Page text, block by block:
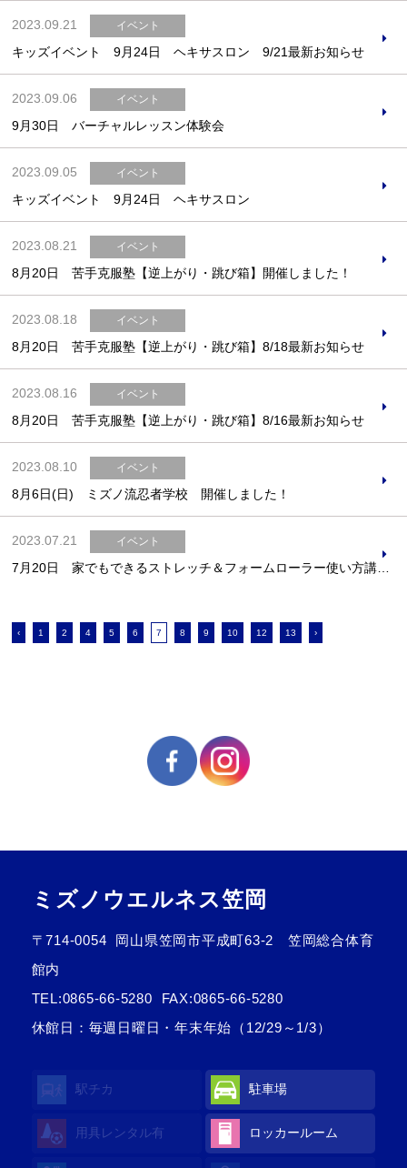
2023.09.21 イベント
キッズイベント 9月24日 ヘキサスロン 9/21最新お知らせ
2023.09.06 イベント
9月30日 バーチャルレッスン体験会
2023.09.05 イベント
キッズイベント 9月24日 ヘキサスロン
2023.08.21 イベント
8月20日 苦手克服塾【逆上がり・跳び箱】開催しました！
2023.08.18 イベント
8月20日 苦手克服塾【逆上がり・跳び箱】8/18最新お知らせ
2023.08.16 イベント
8月20日 苦手克服塾【逆上がり・跳び箱】8/16最新お知らせ
2023.08.10 イベント
8月6日(日) ミズノ流忍者学校 開催しました！
2023.07.21 イベント
‹ 1 2 4 5 6 7 8 9 10 12 13 ›
ミズノウエルネス笠岡
〒714-0054
岡山県笠岡市平成町63-2 笠岡総合体育
館内
TEL:0865-66-5280
FAX:0865-66-5280
休館日：毎週日曜日・年末年始（12/29～1/3）
駅チカ 駐車場
用具レンタル有 ロッカールーム